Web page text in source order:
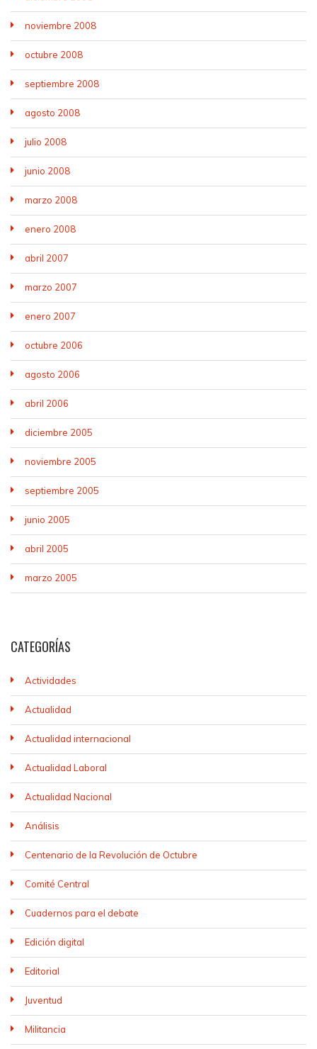
noviembre 2008
octubre 2008
septiembre 2008
agosto 2008
julio 2008
junio 2008
marzo 2008
enero 2008
abril 2007
marzo 2007
enero 2007
octubre 2006
agosto 2006
abril 2006
diciembre 2005
noviembre 2005
septiembre 2005
junio 2005
abril 2005
marzo 2005
CATEGORÍAS
Actividades
Actualidad
Actualidad internacional
Actualidad Laboral
Actualidad Nacional
Análisis
Centenario de la Revolución de Octubre
Comité Central
Cuadernos para el debate
Edición digital
Editorial
Juventud
Militancia